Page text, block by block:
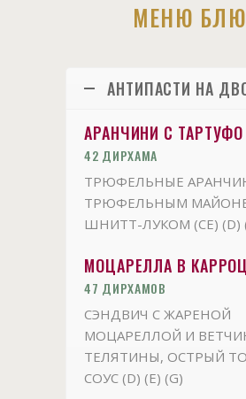
МЕНЮ
АНТИПАСТИ НА
АРАНЧИНИ С ТАРТУФО
42 ДИРХАМА
ТРЮФЕЛЬНЫЕ
ТРЮФЕЛЬНЫМ
ШНИТТ-ЛУКОМ (CE) (D)
МОЦАРЕЛЛА В
47 ДИРХАМОВ
СЭНДВИЧ С ЖАРЕНОЙ
МОЦАРЕЛЛОЙ И
ТЕЛЯТИНЫ, ОСТРЫЙ
СОУС (D) (E) (G)